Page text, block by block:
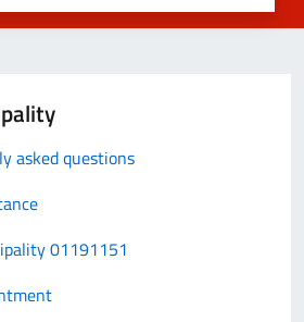
asked questions
01191151